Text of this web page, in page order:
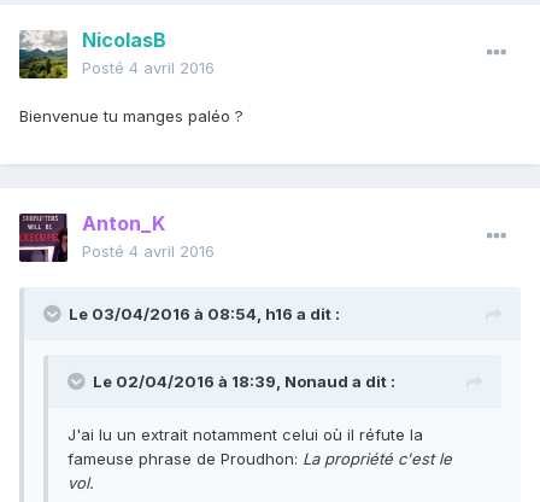
NicolasB
Posté 4 avril 2016
Bienvenue tu manges paléo ?
Anton_K
Posté 4 avril 2016
Le 03/04/2016 à 08:54, h16 a dit :
Le 02/04/2016 à 18:39, Nonaud a dit :
J'ai lu un extrait notamment celui où il réfute la
fameuse phrase de Proudhon: La propriété c'est le
vol.